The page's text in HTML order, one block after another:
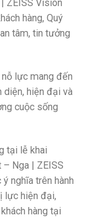
ZEISS Vision
hàng, Quý
tâm, tin tưởng
lực mang đến
hiện đại và
cuộc sống
tại lễ khai
– Nga | ZEISS
nghĩa trên hành
lực hiện đại,
hàng tại